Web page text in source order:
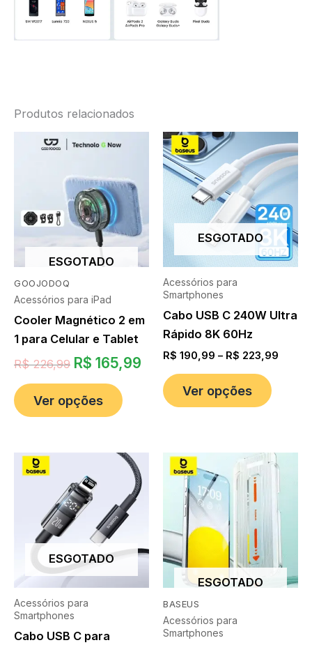
Produtos relacionados
GOOJODOQ
ESGOTADO
Acessórios para iPad
Cooler Magnético 2 em
1 para Celular e Tablet
R$226,99 R$ 165,99
Ver opções
ESGOTADO
Acessórios para
Smartphones
Cabo USB C 240W Ultra
Rápido 8K 60Hz
R$ 190,99 – R$ 223,99
Ver opções
ESGOTADO
Acessórios para
Smartphones
Cabo USB C para
BASEUS
ESGOTADO
Acessórios para
Smartphones